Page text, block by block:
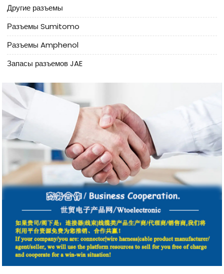
Другие разъемы
Разъемы Sumitomo
Разъемы Amphenol
Запасы разъемов JAE